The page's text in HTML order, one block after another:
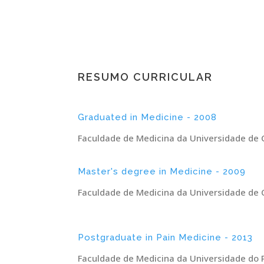
RESUMO CURRICULAR
Graduated in Medicine - 2008
Faculdade de Medicina da Universidade de
Master's degree in Medicine - 2009
Faculdade de Medicina da Universidade de
Postgraduate in Pain Medicine - 2013
Faculdade de Medicina da Universidade do